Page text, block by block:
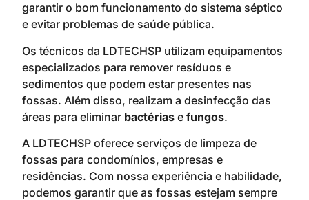
garantir o bom funcionamento do sistema séptico
e evitar problemas de saúde pública.
Os técnicos da LDTECHSP utilizam equipamentos
especializados para remover resíduos e
sedimentos que podem estar presentes nas
fossas. Além disso, realizam a desinfecção das
áreas para eliminar bactérias e fungos.
A LDTECHSP oferece serviços de limpeza de
fossas para condomínios, empresas e
residências. Com nossa experiência e habilidade,
podemos garantir que as fossas estejam sempre